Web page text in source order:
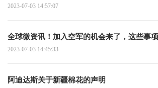
2023-07-03 14:57:07
全球微资讯！加入空军的机会来了，这些事项
2023-07-03 14:45:33
阿迪达斯关于新疆棉花的声明